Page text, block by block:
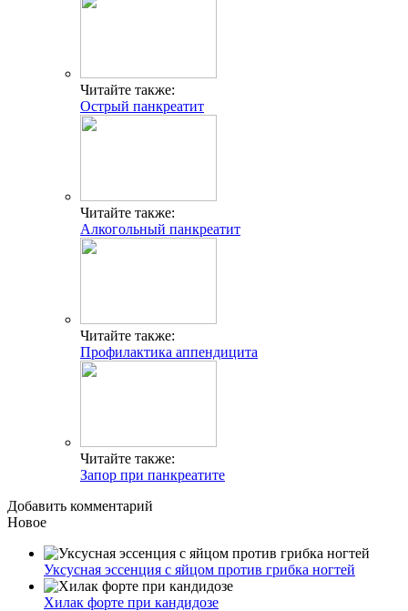
Читайте также:
Острый панкреатит
Читайте также:
Алкогольный панкреатит
Читайте также:
Профилактика аппендицита
Читайте также:
Запор при панкреатите
Добавить комментарий
Новое
Уксусная эссенция с яйцом против грибка ногтей
Хилак форте при кандидозе